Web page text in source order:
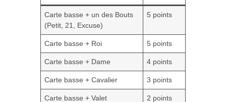
Carte basse + un des Bouts
(Petit, 21, Excuse)
5 points
Carte basse + Roi 5 points
Carte basse + Dame 4 points
Carte basse + Cavalier 3 points
Carte basse + Valet 2 points